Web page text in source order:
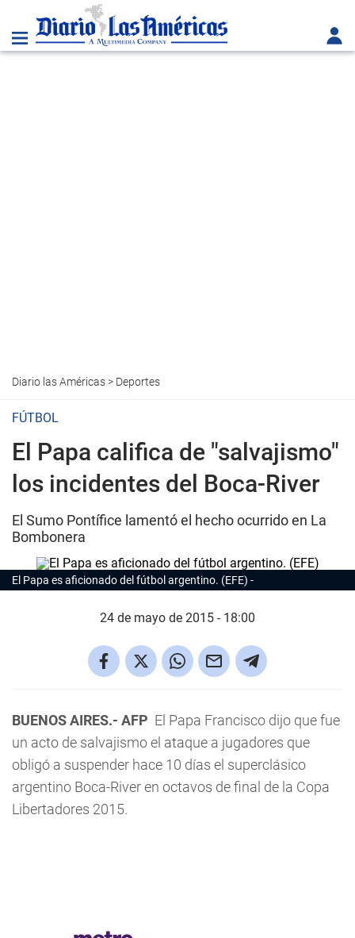
Diario las Américas> Deportes
FÚTBOL
El Papa califica de "salvajismo"
los incidentes del Boca-River
El Sumo Pontífice lamentó el hecho ocurrido en La
Bombonera
El Papa es aficionado del fútbol argentino. (EFE)
24 de mayo de 2015 - 18:00
BUENOS AIRES.- AFP El Papa Francisco dijo que fue
un acto de salvajismo el ataque a jugadores que
obligó a suspender hace 10 días el superclásico
argentino Boca-River en octavos de final de la Copa
Libertadores 2015.